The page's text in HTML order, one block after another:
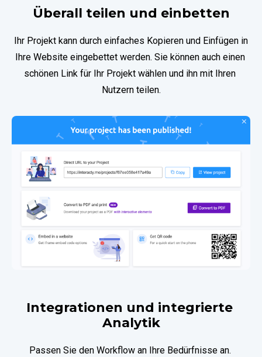
Überall teilen und einbetten
Ihr Projekt kann durch einfaches Kopieren und Einfügen in
Ihre Website eingebettet werden. Sie können auch einen
schönen Link für Ihr Projekt wählen und ihn mit Ihren
Nutzern teilen.
Integrationen und integrierte
Analytik
Passen Sie den Workflow an Ihre Bedürfnisse an.